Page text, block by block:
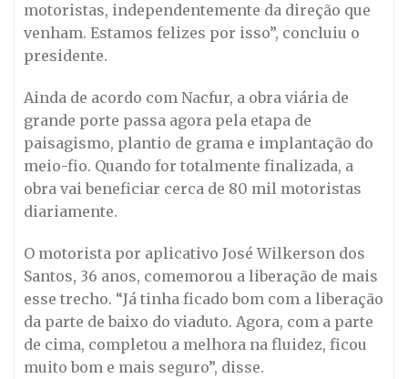
motoristas, independentemente da direção que
venham. Estamos felizes por isso”, concluiu o
presidente.
Ainda de acordo com Nacfur, a obra viária de
grande porte passa agora pela etapa de
paisagismo, plantio de grama e implantação do
meio-fio. Quando for totalmente finalizada, a
obra vai beneficiar cerca de 80 mil motoristas
diariamente.
O motorista por aplicativo José Wilkerson dos
Santos, 36 anos, comemorou a liberação de mais
esse trecho. “Já tinha ficado bom com a liberação
da parte de baixo do viaduto. Agora, com a parte
de cima, completou a melhora na fluidez, ficou
muito bom e mais seguro”, disse.